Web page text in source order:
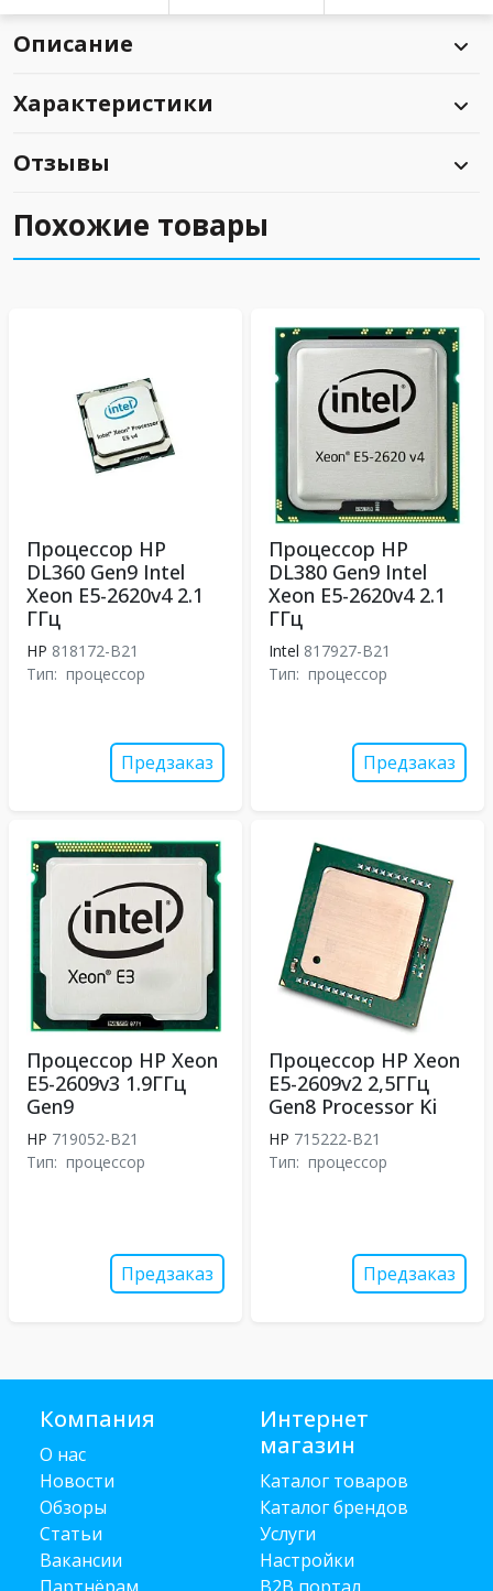
Описание
Характеристики
Отзывы
Похожие товары
Процессор HP
DL360 Gen9 Intel
Xeon E5-2620v4 2.1
ГГц
HP 818172-B21
Тип: процессор
Предзаказ
Процессор HP
DL380 Gen9 Intel
Xeon E5-2620v4 2.1
ГГц
Intel 817927-B21
Тип: процессор
Предзаказ
Процессор HP Xeon
E5-2609v3 1.9ГГц
Gen9
HP 719052-B21
Тип: процессор
Предзаказ
Процессор HP Xeon
E5-2609v2 2,5ГГц
Gen8 Processor Ki
HP 715222-B21
Тип: процессор
Предзаказ
Компания
О нас
Новости
Обзоры
Статьи
Вакансии
Интернет
магазин
Каталог товаров
Каталог брендов
Услуги
Настройки